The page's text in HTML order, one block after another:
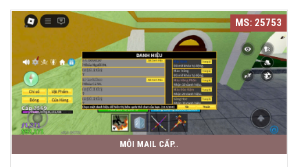
MS: 25753
MỖI MAIL CẤP..